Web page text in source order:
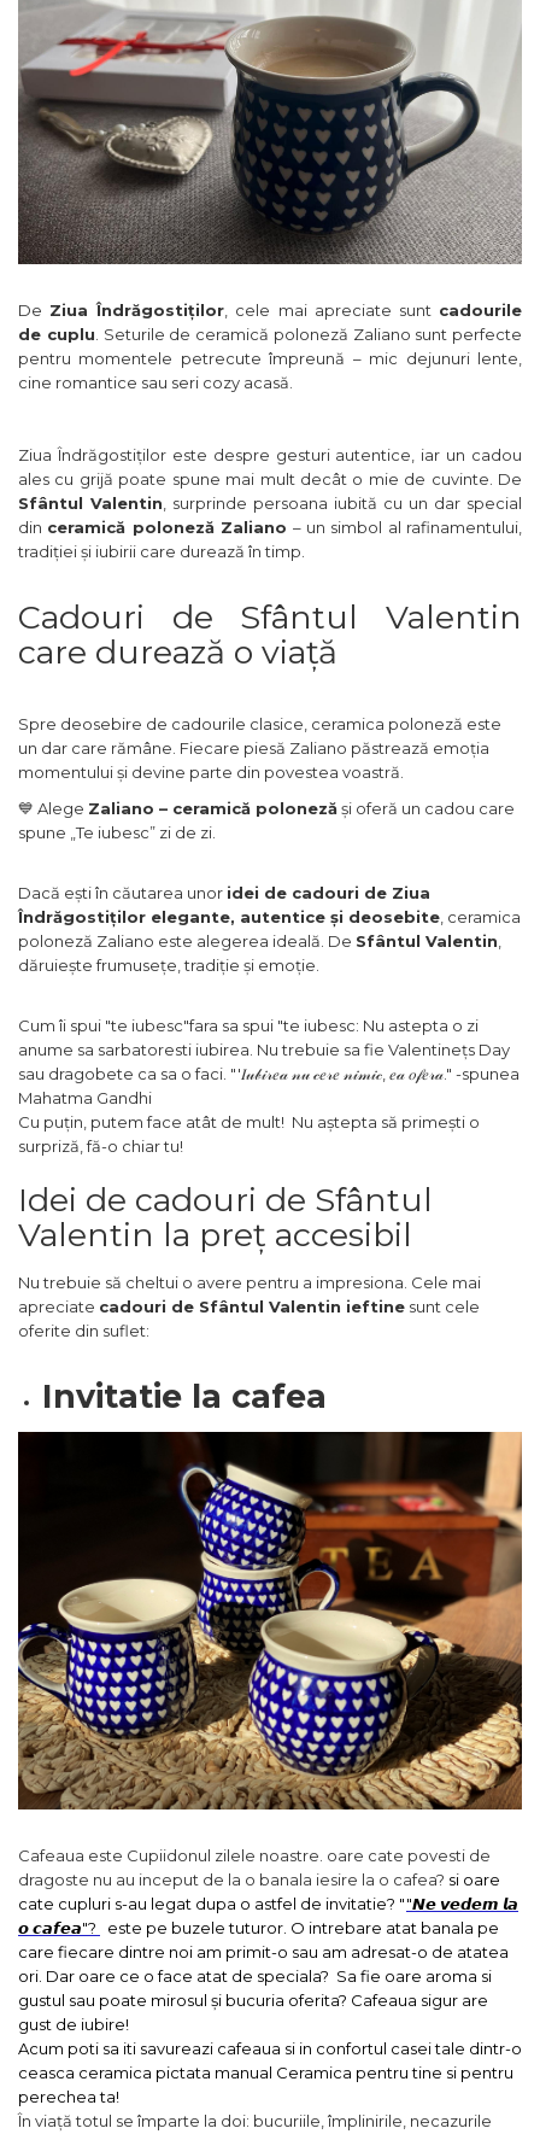
De Ziua Îndrăgostiților , cele mai apreciate sunt cadourile
de cuplu . Seturile de ceramică poloneză Zaliano sunt perfecte
pentru momentele petrecute împreună – mic dejunuri lente,
cine romantice sau seri cozy acasă.
Ziua Îndrăgostiților este despre gesturi autentice, iar un cadou
ales cu grijă poate spune mai mult decât o mie de cuvinte. De
Sfântul Valentin , surprinde persoana iubită cu un dar special
din ceramică poloneză Zaliano – un simbol al rafinamentului,
tradiției și iubirii care durează în timp.
Cadouri de Sfântul Valentin
care durează o viață
Spre deosebire de cadourile clasice, ceramica poloneză este
un dar care rămâne. Fiecare piesă Zaliano păstrează emoția
momentului și devine parte din povestea voastră.
💙 Alege Zaliano – ceramică polonezăși oferă un cadou care
spune „Te iubesc” zi de zi.
Dacă ești în căutarea unor idei de cadouri de Ziua
Îndrăgostiților elegante, autentice și deosebite , ceramica
poloneză Zaliano este alegerea ideală. De Sfântul Valentin
dăruiește frumusețe, tradiție și emoție.
Cum îi spui "te iubesc"fara sa spui "te iubesc: Nu astepta o zi
anume sa sarbatoresti iubirea. Nu trebuie sa fie Valentinețs Day
sau dragobete ca sa o faci. "'𝐼𝓊𝒷𝒾𝓇𝑒𝒶 𝓃𝓊 𝒸𝑒𝓇𝑒 𝓃𝒾𝓂𝒾𝒸, 𝑒𝒶 𝑜𝒻𝑒𝓇𝒶." -spunea
Mahatma Gandhi
Cu puțin, putem face atât de mult! Nu aștepta să primești o
surpriză, fă-o chiar tu!
Idei de cadouri de Sfântul
Valentin la preț accesibil
Nu trebuie să cheltui o avere pentru a impresiona. Cele mai
apreciate cadouri de Sfântul Valentin ieftine sunt cele
oferite din suflet:
Invitatie la cafea
Cafeaua este Cupiidonul zilele noastre. oare cate povesti de
dragoste nu au inceput de la o banala iesire la o cafea? si oare
cate cupluri s-au legat dupa o astfel de invitatie? ""𝙉𝙚 𝙫𝙚𝙙𝙚𝙢 𝙡𝙖
𝙤 𝙘𝙖𝙛𝙚𝙖"?
este pe buzele tuturor. O intrebare atat banala pe
care fiecare dintre noi am primit-o sau am adresat-o de atatea
ori. Dar oare ce o face atat de speciala? Sa fie oare aroma si
gustul sau poate mirosul și bucuria oferita? Cafeaua sigur are
gust de iubire!
Acum poti sa iti savureazi cafeaua si in confortul casei tale dintr-o
ceasca ceramica pictata manual Ceramica pentru tine si pentru
perechea ta!
În viață totul se împarte la doi: bucuriile, împlinirile, necazurile